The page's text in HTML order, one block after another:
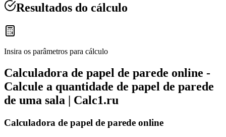
Resultados do cálculo
Insira os parâmetros para cálculo
Calculadora de papel de parede online -
Calcule a quantidade de papel de parede
de uma sala | Calc1.ru
Calculadora de papel de parede online